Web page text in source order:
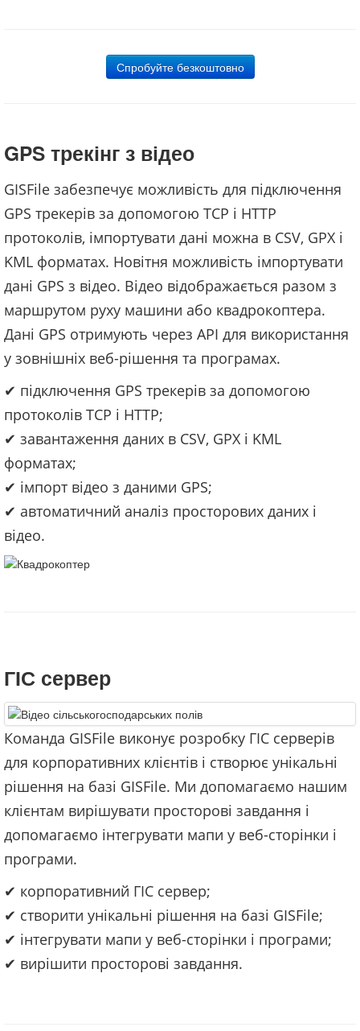
Спробуйте безкоштовно
GPS трекінг з відео
GISFile забезпечує можливість для підключення
GPS трекерів за допомогою TCP і HTTP
протоколів, імпортувати дані можна в CSV, GPX і
KML форматах. Новітня можливість імпортувати
дані GPS з відео. Відео відображається разом з
маршрутом руху машини або квадрокоптера.
Дані GPS отримують через API для використання
у зовнішніх веб-рішення та програмах.
✔ підключення GPS трекерів за допомогою
протоколів TCP і HTTP;
✔ завантаження даних в CSV, GPX і KML
форматах;
✔ імпорт відео з даними GPS;
✔ автоматичний аналіз просторових даних і
відео.
ГІС сервер
Команда GISFile виконує розробку ГІС серверів
для корпоративних клієнтів і створює унікальні
рішення на базі GISFile. Ми допомагаємо нашим
клієнтам вирішувати просторові завдання і
допомагаємо інтегрувати мапи у веб-сторінки і
програми.
✔ корпоративний ГІС сервер;
✔ створити унікальні рішення на базі GISFile;
✔ інтегрувати мапи у веб-сторінки і програми;
✔ вирішити просторові завдання.